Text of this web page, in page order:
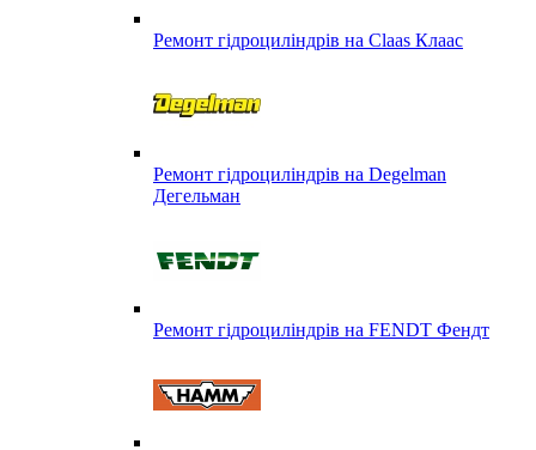
Ремонт гідроциліндрів на Claas Клаас
Ремонт гідроциліндрів на Degelman
Дегельман
Ремонт гідроциліндрів на FENDT Фендт